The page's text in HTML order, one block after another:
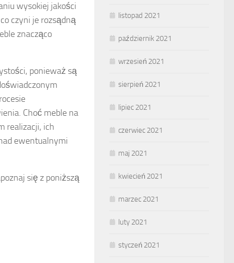
wysokiej jakości
czyni je rozsądną
znacząco
ponieważ są
Choć meble na
realizacji, ich
ewentualnymi
się z poniższą
listopad 2021
październik 2021
wrzesień 2021
sierpień 2021
lipiec 2021
czerwiec 2021
maj 2021
kwiecień 2021
marzec 2021
luty 2021
styczeń 2021